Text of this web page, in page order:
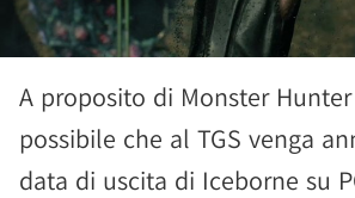
A proposito di Monster
possibile che al TGS venga
data di uscita di Iceborne su